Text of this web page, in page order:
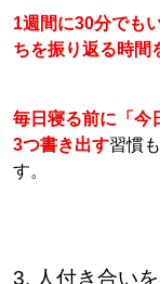
1週間に30分でも
ちを振り返る時間
毎日寝る前に「今
3つ書き出す習慣
す。
3. 人付き合い